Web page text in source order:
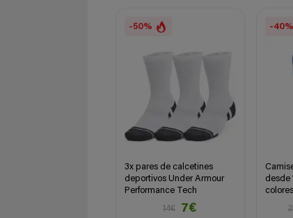
-50%
3x pares de calcetines
deportivos Under Armour
Performance Tech
14€
7€
-40%
desde
colores